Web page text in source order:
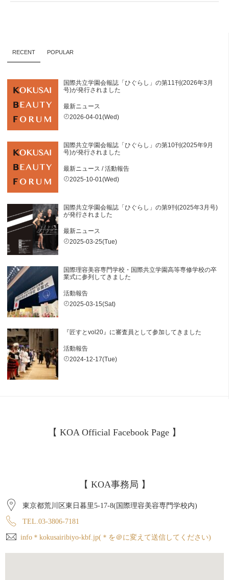
RECENT POPULAR
国際共立学園会報誌「ひぐらし」の第11刊(2026年3月
号)が発行されました
最新ニュース
2026-04-01(Wed)
国際共立学園会報誌「ひぐらし」の第10刊(2025年9月
号)が発行されました
最新ニュース /活動報告
2025-10-01(Wed)
国際共立学園会報誌「ひぐらし」の第9刊(2025年3月号)
が発行されました
最新ニュース
2025-03-25(Tue)
国際理容美容専門学校・国際共立学園高等専修学校の卒
業式に参列してきました
活動報告
2025-03-15(Sat)
『匠すとvol20』に審査員として参加してきました
活動報告
2024-12-17(Tue)
【 KOA Official Facebook Page 】
【 KOA事務局 】
東京都荒川区東日暮里5-17-8(国際理容美容専門学校内)
TEL.03-3806-7181
info＊kokusairibiyo-kbf.jp(＊を＠に変えて送信してください)